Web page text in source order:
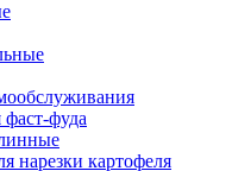
фуда
нарезки картофеля